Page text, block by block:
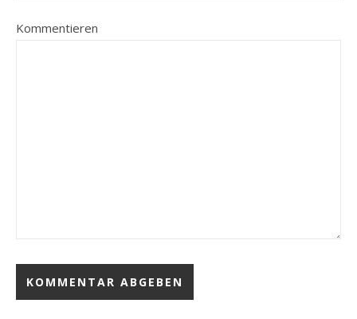
Kommentieren